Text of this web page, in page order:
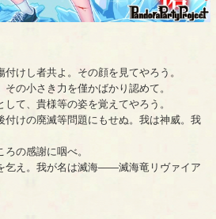
けし者共よ。その顔を見てやろう。
小さき力を僅かばかり認めて。
、貴様等の姿を覚えてやろう。
の廃滅等問題にもせぬ。我は神威。我
感謝に咽べ。
。我が名は滅海――滅海竜リヴァイア